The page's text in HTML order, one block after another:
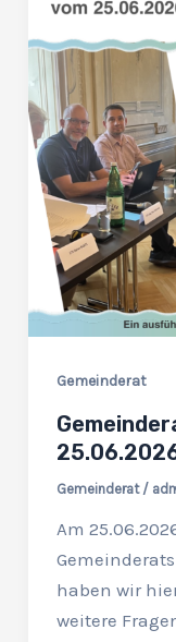
Gemeinderat
Gemeinderat/
Am
haben wir
weitere